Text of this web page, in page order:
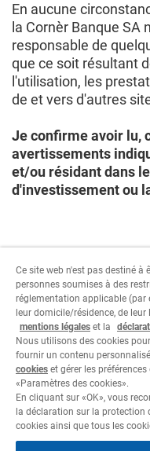
En aucune
la Cornèr Banque
responsable de
que ce soit résultant
l'utilisation, les
de et vers d'autres
Je confirme avoir lu,
avertissements
et/ou résidant dans
d'investissement ou
Pour continuer,
au type d'utilisateur.
Ce site web n'est pas destiné à
personnes soumises à des
réglementation applicable (par
leur domicile/résidence, de
mentions légales et la
Nous utilisons des cookies
fournir un contenu
cookies et gérer les
«Paramètres des cookies».
En cliquant sur «OK», vous
la déclaration sur la protection
cookies ainsi que tous les